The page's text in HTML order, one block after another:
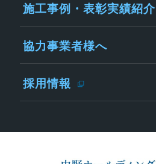
施工事例・表彰実績紹介
協力事業者様へ
採用情報